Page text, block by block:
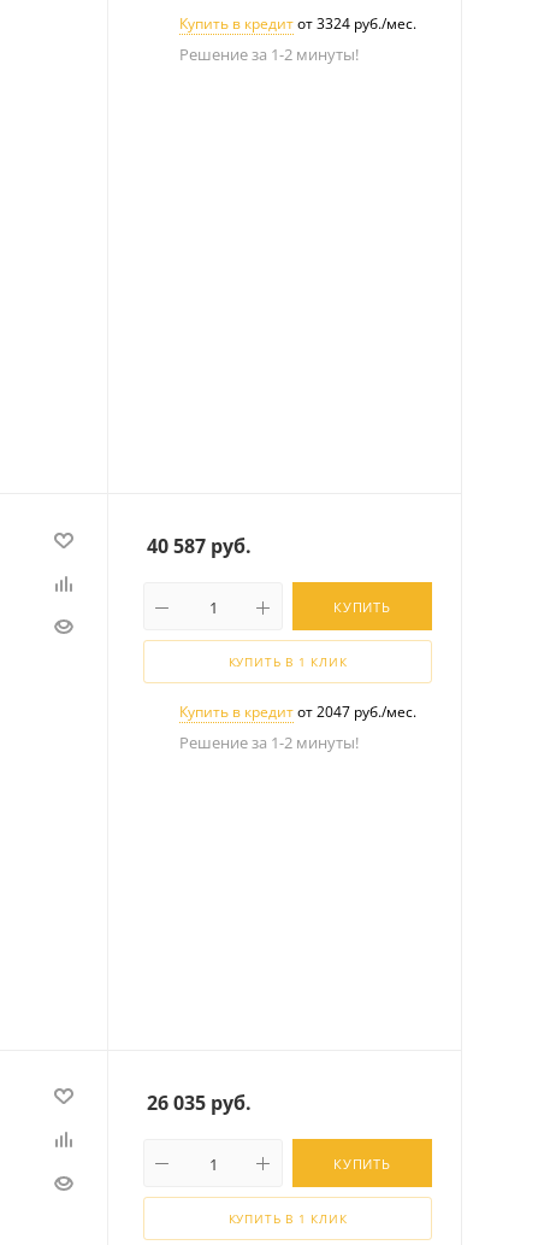
Купить в кредитот 3324 руб./мес.
Решение за 1-2 минуты!
40 587 руб.
КУПИТЬ
КУПИТЬ В 1 КЛИК
Купить в кредитот 2047 руб./мес.
Решение за 1-2 минуты!
26 035 руб.
КУПИТЬ
КУПИТЬ В 1 КЛИК